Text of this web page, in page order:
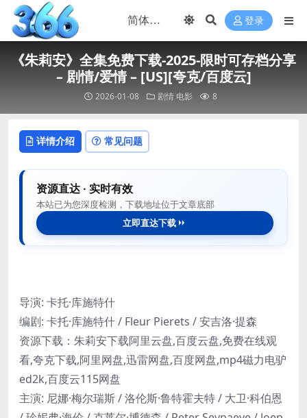
登录
《朱莉安》全集免费下载-2025-限时可存档分享
– 剧情/爱情 – [US][夸克/百度云]
2026-01-08 剧情 电影 8
详情介绍 常见问题
资源直达 · 实时有效
本站已为您深度检测，下载地址位于文章底部
立即直达下载
导演: 卡托·库施特什
编剧: 卡托·库施特什 / Fleur Pierets / 安吉洛·提森
资源下载：朱莉安下载阿里云盘,百度云盘,免费在线观
看,夸克下载,阿里网盘,迅雷网盘,百度网盘,mp4磁力电驴
ed2k,百度云115网盘
主演: 尼娜·梅尔瑞斯 / 洛伦斯·鲁特霍夫特 / 大卫·科伯恩